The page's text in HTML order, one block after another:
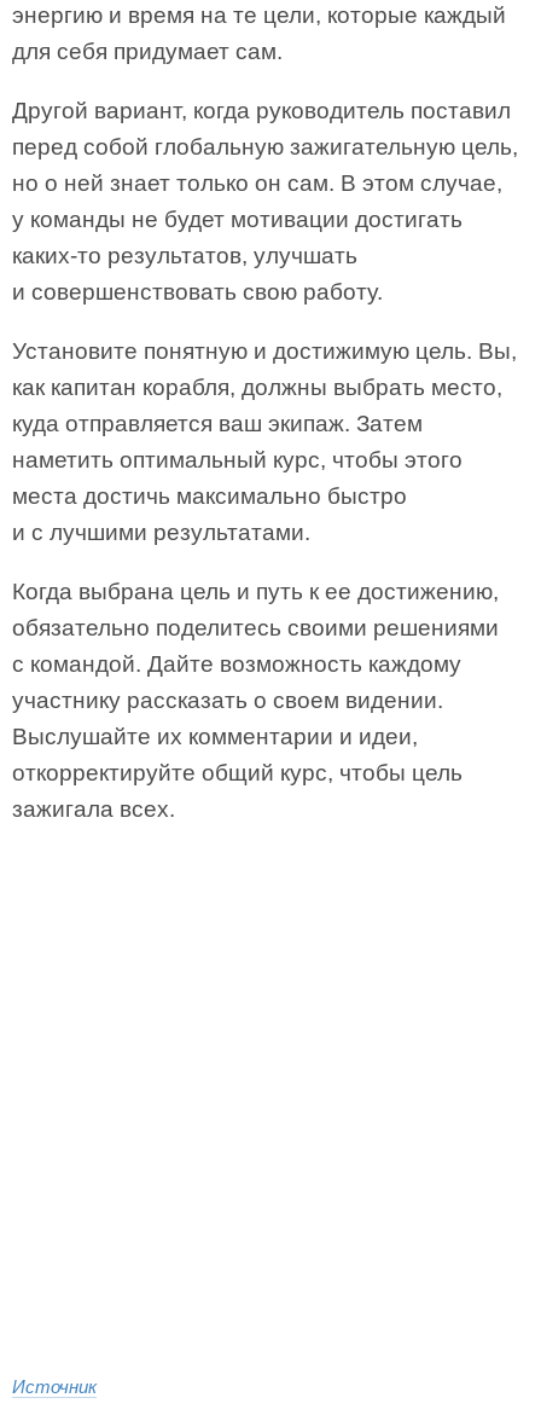
энергию и время на те цели, которые каждый
для себя придумает сам.
Другой вариант, когда руководитель поставил
перед собой глобальную зажигательную цель,
но о ней знает только он сам. В этом случае,
у команды не будет мотивации достигать
каких-то результатов, улучшать
и совершенствовать свою работу.
Установите понятную и достижимую цель. Вы,
как капитан корабля, должны выбрать место,
куда отправляется ваш экипаж. Затем
наметить оптимальный курс, чтобы этого
места достичь максимально быстро
и с лучшими результатами.
Когда выбрана цель и путь к ее достижению,
обязательно поделитесь своими решениями
с командой. Дайте возможность каждому
участнику рассказать о своем видении.
Выслушайте их комментарии и идеи,
откорректируйте общий курс, чтобы цель
зажигала всех.
Источник